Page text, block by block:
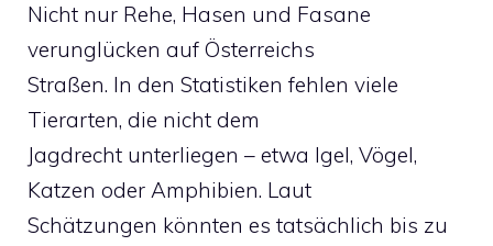
Nicht nur Rehe, Hasen und Fasane
verunglücken auf Österreichs
Straßen. In den Statistiken fehlen viele
Tierarten, die nicht dem
Jagdrecht unterliegen – etwa Igel, Vögel,
Katzen oder Amphibien. Laut
Schätzungen könnten es tatsächlich bis zu